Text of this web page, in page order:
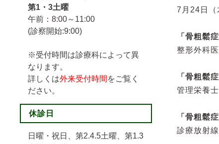
7月24日（
「骨粗鬆
整形外科
「骨粗鬆
管理栄養
「骨粗鬆
診療放射
第1・3土曜
午前：8:00～11:00
(診察開始:9:00)
※受付時間は診療科によって異
なります。
詳しくは外来受付時間 をご覧く
ださい。
休診日
日曜・祝日、第2.4.5土曜、第1.3